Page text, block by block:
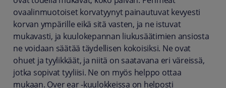
ovaalinmuotoiset korvatyynyt painautuvat kevyesti
korvan ympärille eikä sitä vasten, ja ne istuvat
mukavasti, ja kuulokepannan liukusäätimien ansiosta
ne voidaan säätää täydellisen kokoisiksi. Ne ovat
ohuet ja tyylikkäät, ja niitä on saatavana eri väreissä,
jotka sopivat tyyliisi. Ne on myös helppo ottaa
mukaan. Over ear -kuulokkeissa on helposti